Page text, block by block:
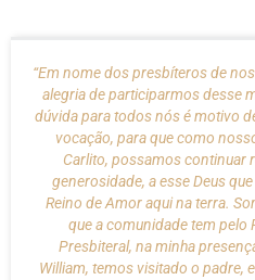
“Em nome dos presbíteros de
alegria de participarmos desse
dúvida para todos nós é motivo
vocação, para que como
Carlito, possamos
generosidade, a esse Deus
Reino de Amor aqui na terra.
que a comunidade tem pelo
Presbiteral, na minha
William, temos visitado o padre,